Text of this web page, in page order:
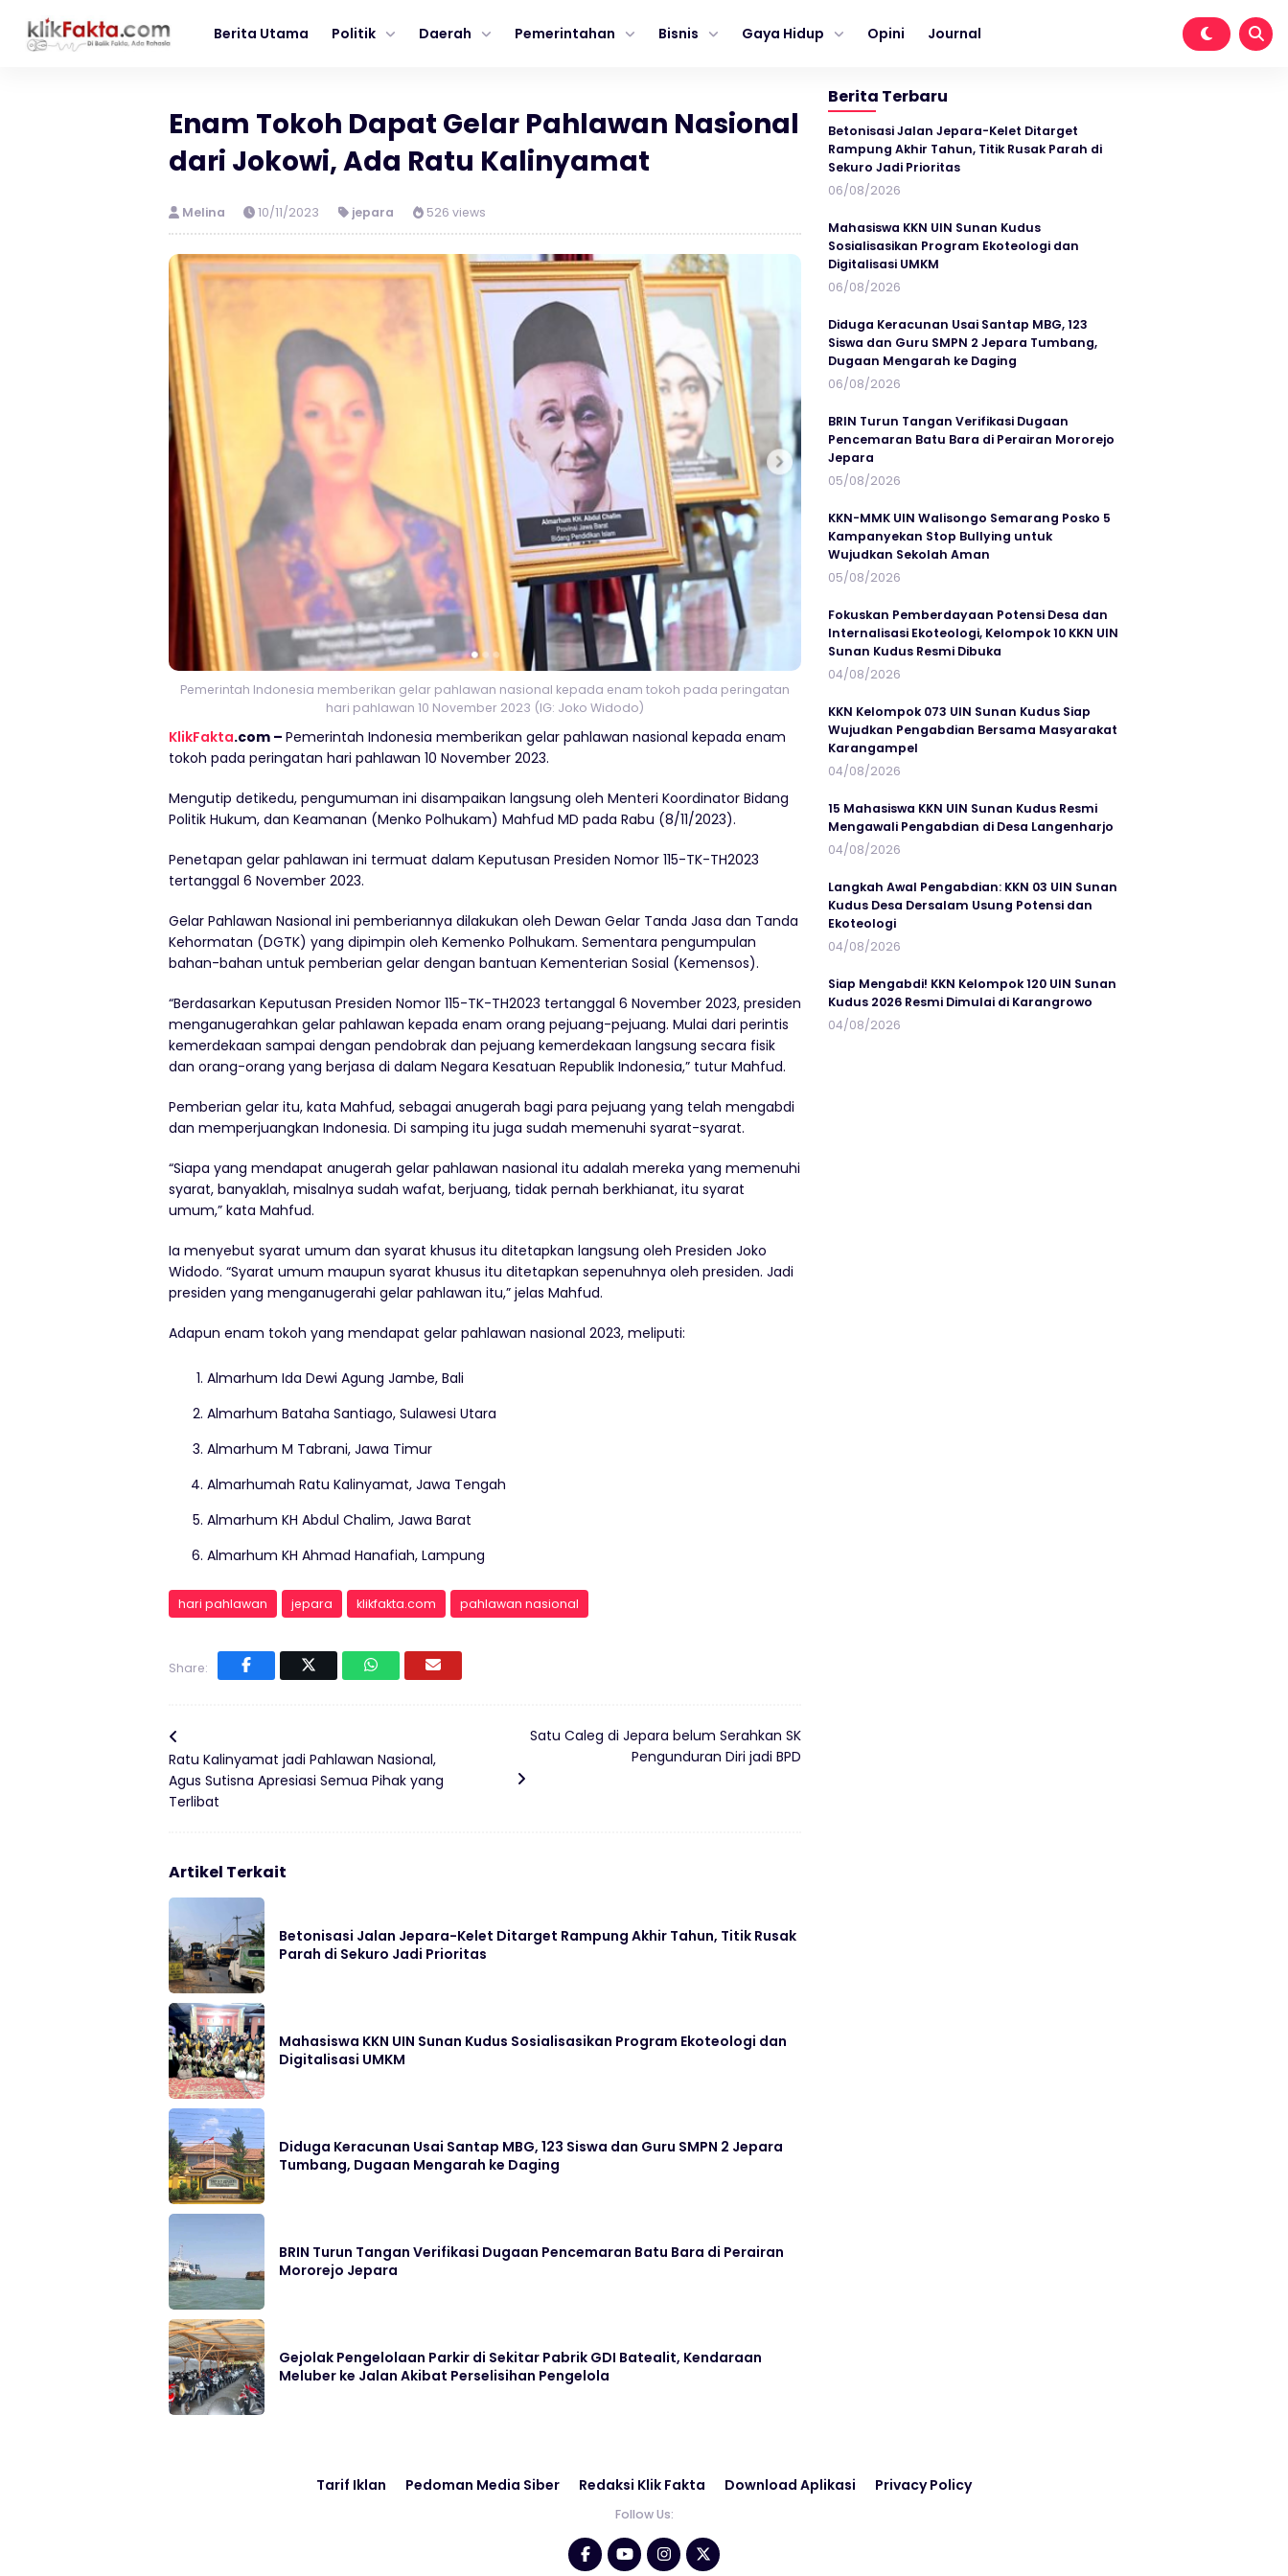
Berita Utama Politik Daerah Pemerintahan Bisnis Gaya Hidup Opini Journal
Enam Tokoh Dapat Gelar Pahlawan Nasional
dari Jokowi, Ada Ratu Kalinyamat
Melina 10/11/2023 jepara 526 views
Pemerintah Indonesia memberikan gelar pahlawan nasional kepada enam tokoh pada peringatan
hari pahlawan 10 November 2023 (IG: Joko Widodo)
KlikFakta.com – Pemerintah Indonesia memberikan gelar pahlawan nasional kepada enam
tokoh pada peringatan hari pahlawan 10 November 2023.
Mengutip detikedu, pengumuman ini disampaikan langsung oleh Menteri Koordinator Bidang
Politik Hukum, dan Keamanan (Menko Polhukam) Mahfud MD pada Rabu (8/11/2023).
Penetapan gelar pahlawan ini termuat dalam Keputusan Presiden Nomor 115-TK-TH2023
tertanggal 6 November 2023.
Gelar Pahlawan Nasional ini pemberiannya dilakukan oleh Dewan Gelar Tanda Jasa dan Tanda
Kehormatan (DGTK) yang dipimpin oleh Kemenko Polhukam. Sementara pengumpulan
bahan-bahan untuk pemberian gelar dengan bantuan Kementerian Sosial (Kemensos).
“Berdasarkan Keputusan Presiden Nomor 115-TK-TH2023 tertanggal 6 November 2023, presiden
menganugerahkan gelar pahlawan kepada enam orang pejuang-pejuang. Mulai dari perintis
kemerdekaan sampai dengan pendobrak dan pejuang kemerdekaan langsung secara fisik
dan orang-orang yang berjasa di dalam Negara Kesatuan Republik Indonesia,” tutur Mahfud.
Pemberian gelar itu, kata Mahfud, sebagai anugerah bagi para pejuang yang telah mengabdi
dan memperjuangkan Indonesia. Di samping itu juga sudah memenuhi syarat-syarat.
“Siapa yang mendapat anugerah gelar pahlawan nasional itu adalah mereka yang memenuhi
syarat, banyaklah, misalnya sudah wafat, berjuang, tidak pernah berkhianat, itu syarat
umum,” kata Mahfud.
Ia menyebut syarat umum dan syarat khusus itu ditetapkan langsung oleh Presiden Joko
Widodo. “Syarat umum maupun syarat khusus itu ditetapkan sepenuhnya oleh presiden. Jadi
presiden yang menganugerahi gelar pahlawan itu,” jelas Mahfud.
Adapun enam tokoh yang mendapat gelar pahlawan nasional 2023, meliputi:
Almarhum Ida Dewi Agung Jambe, Bali
Almarhum Bataha Santiago, Sulawesi Utara
Almarhum M Tabrani, Jawa Timur
Almarhumah Ratu Kalinyamat, Jawa Tengah
Almarhum KH Abdul Chalim, Jawa Barat
Almarhum KH Ahmad Hanafiah, Lampung
hari pahlawan jepara klikfakta.com pahlawan nasional
Share:
Ratu Kalinyamat jadi Pahlawan Nasional,
Agus Sutisna Apresiasi Semua Pihak yang
Terlibat
Satu Caleg di Jepara belum Serahkan SK
Pengunduran Diri jadi BPD
Artikel Terkait
Betonisasi Jalan Jepara-Kelet Ditarget Rampung Akhir Tahun, Titik Rusak
Parah di Sekuro Jadi Prioritas
Mahasiswa KKN UIN Sunan Kudus Sosialisasikan Program Ekoteologi dan
Digitalisasi UMKM
Diduga Keracunan Usai Santap MBG, 123 Siswa dan Guru SMPN 2 Jepara
Tumbang, Dugaan Mengarah ke Daging
BRIN Turun Tangan Verifikasi Dugaan Pencemaran Batu Bara di Perairan
Mororejo Jepara
Gejolak Pengelolaan Parkir di Sekitar Pabrik GDI Batealit, Kendaraan
Meluber ke Jalan Akibat Perselisihan Pengelola
Berita Terbaru
Betonisasi Jalan Jepara-Kelet Ditarget
Rampung Akhir Tahun, Titik Rusak Parah di
Sekuro Jadi Prioritas
06/08/2026
Mahasiswa KKN UIN Sunan Kudus
Sosialisasikan Program Ekoteologi dan
Digitalisasi UMKM
06/08/2026
Diduga Keracunan Usai Santap MBG, 123
Siswa dan Guru SMPN 2 Jepara Tumbang,
Dugaan Mengarah ke Daging
06/08/2026
BRIN Turun Tangan Verifikasi Dugaan
Pencemaran Batu Bara di Perairan Mororejo
Jepara
05/08/2026
KKN-MMK UIN Walisongo Semarang Posko 5
Kampanyekan Stop Bullying untuk
Wujudkan Sekolah Aman
05/08/2026
Fokuskan Pemberdayaan Potensi Desa dan
Internalisasi Ekoteologi, Kelompok 10 KKN UIN
Sunan Kudus Resmi Dibuka
04/08/2026
KKN Kelompok 073 UIN Sunan Kudus Siap
Wujudkan Pengabdian Bersama Masyarakat
Karangampel
04/08/2026
15 Mahasiswa KKN UIN Sunan Kudus Resmi
Mengawali Pengabdian di Desa Langenharjo
04/08/2026
Langkah Awal Pengabdian: KKN 03 UIN Sunan
Kudus Desa Dersalam Usung Potensi dan
Ekoteologi
04/08/2026
Siap Mengabdi! KKN Kelompok 120 UIN Sunan
Kudus 2026 Resmi Dimulai di Karangrowo
04/08/2026
Tarif Iklan Pedoman Media Siber Redaksi Klik Fakta Download Aplikasi Privacy Policy
Follow Us: